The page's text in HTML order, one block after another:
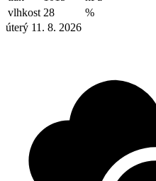
vlhkost 28
%
úterý 11. 8. 2026